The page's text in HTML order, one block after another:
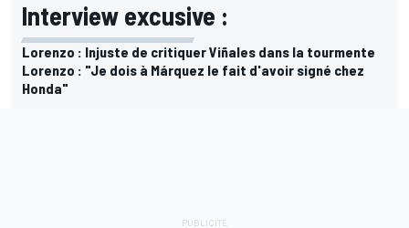
Interview excusive :
Lorenzo : Injuste de critiquer Viñales dans la tourmente
Lorenzo : "Je dois à Márquez le fait d'avoir signé chez
Honda"